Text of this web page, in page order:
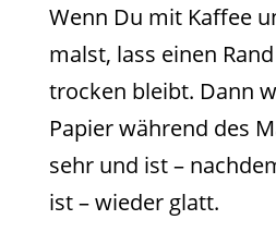
Wenn Du mit Kaffee
malst, lass einen
trocken bleibt. Dann
Papier während des
sehr und ist –
ist – wieder glatt.